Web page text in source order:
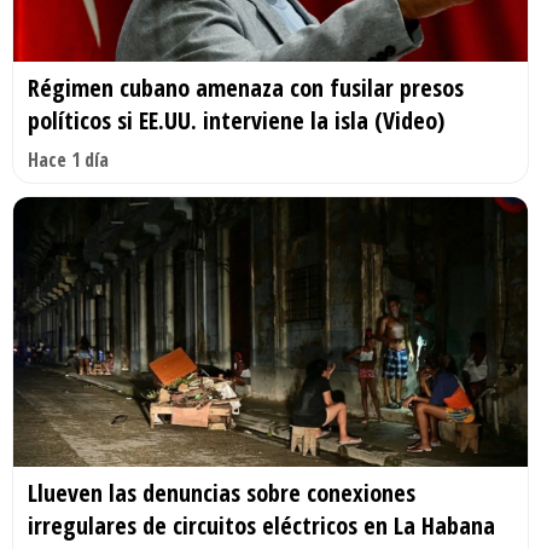
Régimen cubano amenaza con fusilar presos
políticos si EE.UU. interviene la isla (Video)
Hace 1 día
Llueven las denuncias sobre conexiones
irregulares de circuitos eléctricos en La Habana